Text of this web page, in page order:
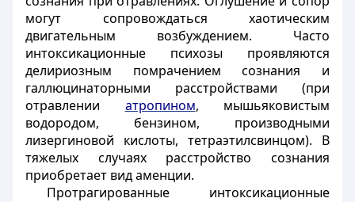
могут сопровождаться хаотическим
двигательным возбуждением. Часто
интоксикационные психозы проявляются
делириозным помрачением сознания и
галлюцинаторными расстройствами (при
отравлении атропином, мышьяковистым
водородом, бензином, производными
лизергиновой кислоты, тетраэтилсвинцом). В
тяжелых случаях расстройство сознания
приобретает вид аменции.
Протрагированные интоксикационные